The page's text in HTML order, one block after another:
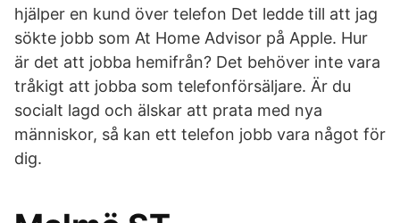
hjälper en kund över telefon Det ledde till att jag
sökte jobb som At Home Advisor på Apple. Hur
är det att jobba hemifrån? Det behöver inte vara
tråkigt att jobba som telefonförsäljare. Är du
socialt lagd och älskar att prata med nya
människor, så kan ett telefon jobb vara något för
dig.